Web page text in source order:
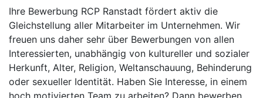
Ihre Bewerbung RCP Ranstadt fördert aktiv die
Gleichstellung aller Mitarbeiter im Unternehmen. Wir
freuen uns daher sehr über Bewerbungen von allen
Interessierten, unabhängig von kultureller und sozialer
Herkunft, Alter, Religion, Weltanschauung, Behinderung
oder sexueller Identität. Haben Sie Interesse, in einem
hoch motivierten Team zu arbeiten? Dann bewerben